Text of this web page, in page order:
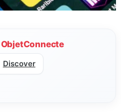
ObjetConnecte
Discover